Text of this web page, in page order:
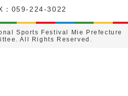
：059-224-3022
Sports Festival Mie Prefecture
All Rights Reserved.